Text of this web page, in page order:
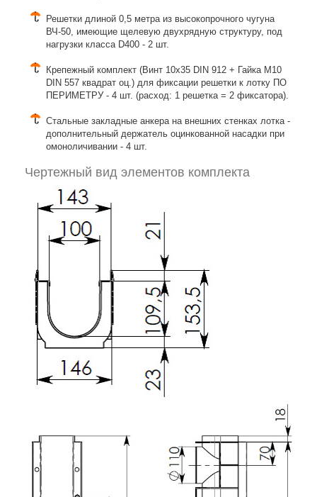
Решетки длиной 0,5 метра из высокопрочного чугуна
ВЧ-50, имеющие щелевую двухрядную структуру, под
нагрузки класса D400 - 2 шт.
Крепежный комплект (Винт 10х35 DIN 912 + Гайка М10
DIN 557 квадрат оц.) для фиксации решетки к лотку ПО
ПЕРИМЕТРУ - 4 шт. (расход: 1 решетка = 2 фиксатора).
Стальные закладные анкера на внешних стенках лотка -
дополнительный держатель оцинкованной насадки при
омоноличивании - 4 шт.
Чертежный вид элементов комплекта